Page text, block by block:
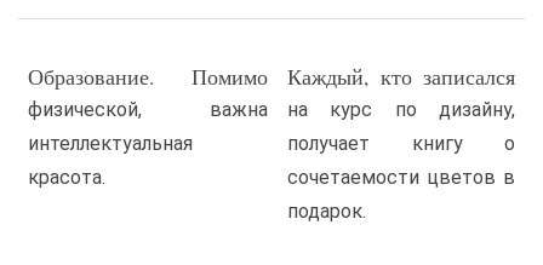
Образование. Помимо
физической, важна
интеллектуальная
красота.
Каждый, кто записался
на курс по дизайну,
получает книгу о
сочетаемости цветов в
подарок.